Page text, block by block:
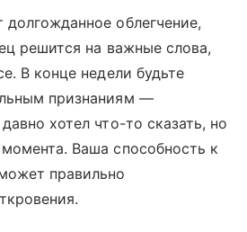
облегчение,
решится на важные слова,
В конце недели будьте
признаниям —
хотел что-то сказать, но
Ваша способность к
правильно